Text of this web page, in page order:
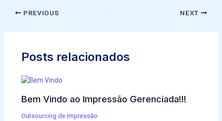
PREVIOUS NEXT
Posts relacionados
Bem Vindo ao Impressão Gerenciada!!!
Outsourcing de Impressão